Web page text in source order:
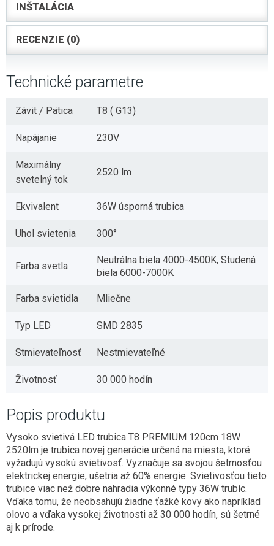
INŠTALÁCIA
RECENZIE (0)
Technické parametre
Závit / Pätica T8 ( G13)
Napájanie 230V
Maximálny
svetelný tok
2520 lm
Ekvivalent 36W úsporná trubica
Uhol svietenia 300°
Farba svetla
Neutrálna biela 4000-4500K, Studená
biela 6000-7000K
Farba svietidla Mliečne
Typ LED SMD 2835
Stmievateľnosť Nestmievateľné
Životnosť 30 000 hodín
Popis produktu
Vysoko svietivá LED trubica T8 PREMIUM 120cm 18W
2520lm je trubica novej generácie určená na miesta, ktoré
vyžadujú vysokú svietivosť. Vyznačuje sa svojou šetrnosťou
elektrickej energie, ušetria až 60% energie. Svietivosťou tieto
trubice viac než dobre nahradia výkonné typy 36W trubíc.
Vďaka tomu, že neobsahujú žiadne ťažké kovy ako napríklad
olovo a vďaka vysokej životnosti až 30 000 hodín, sú šetrné
aj k prírode.